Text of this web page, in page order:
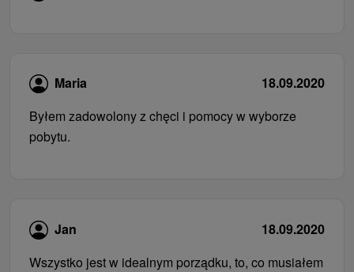
Maria
18.09.2020
Byłem zadowolony z chęci i pomocy w wyborze
pobytu.
Jan
18.09.2020
Wszystko jest w idealnym porządku, to, co musiałem